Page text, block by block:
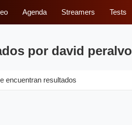
Agenda Streamers Tests
por david peralvo
encuentran resultados